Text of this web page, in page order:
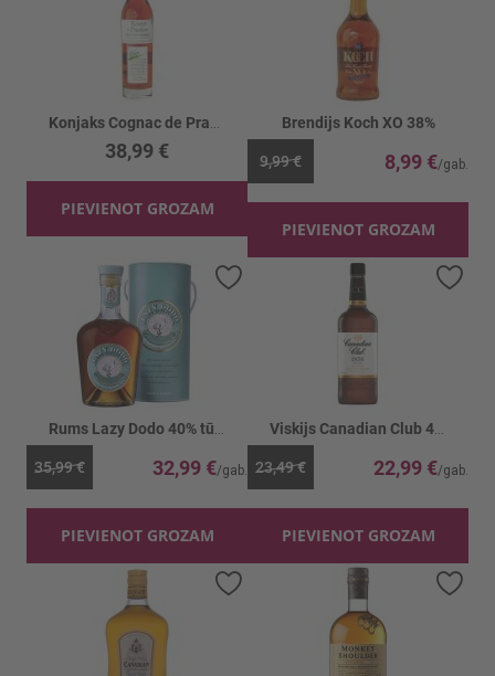
38,99 €
PIEVIENOT GROZAM
Brendijs Koch XO 38%
9,99 € 8,99 €
PIEVIENOT GROZAM
35,99 € 32,99 €
PIEVIENOT GROZAM
Pievienot vēlmju sarakstam
23,49 € 22,99 €
PIEVIENOT GROZAM
Pievienot vēlmju sarakstam